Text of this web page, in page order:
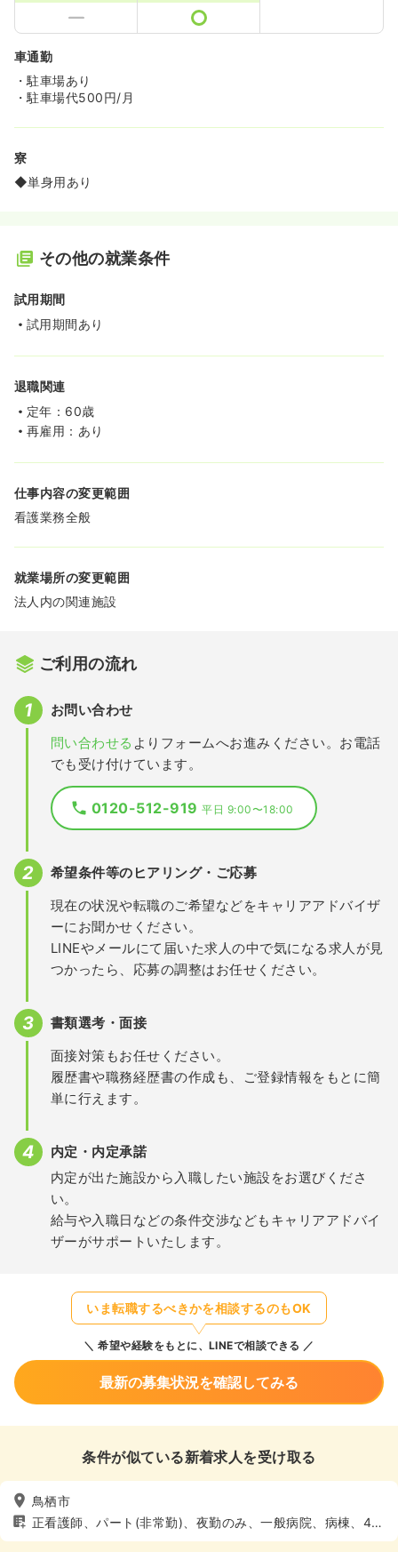
車通勤
・駐車場あり
・駐車場代500円/月
寮
◆単身用あり
その他の就業条件
試用期間
試用期間あり
退職関連
定年：60歳
再雇用：あり
仕事内容の変更範囲
看護業務全般
就業場所の変更範囲
法人内の関連施設
ご利用の流れ
お問い合わせ
問い合わせる よりフォームへお進みください。お電話
でも受け付けています。
0120-512-919平日 9:00〜18:00
希望条件等のヒアリング・ご応募
現在の状況や転職のご希望などをキャリアアドバイザ
ーにお聞かせください。
LINEやメールにて届いた求人の中で気になる求人が見
つかったら、応募の調整はお任せください。
書類選考・面接
面接対策もお任せください。
履歴書や職務経歴書の作成も、ご登録情報をもとに簡
単に行えます。
内定・内定承諾
内定が出た施設から入職したい施設をお選びくださ
い。
給与や入職日などの条件交渉などもキャリアアドバイ
ザーがサポートいたします。
いま転職するべきかを相談するのもOK
希望や経験をもとに、LINEで相談できる
最新の募集状況を確認してみる
条件が似ている新着求人を受け取る
鳥栖市
正看護師、パート(非常勤)、夜勤のみ、一般病院、病棟、4週
8休以上